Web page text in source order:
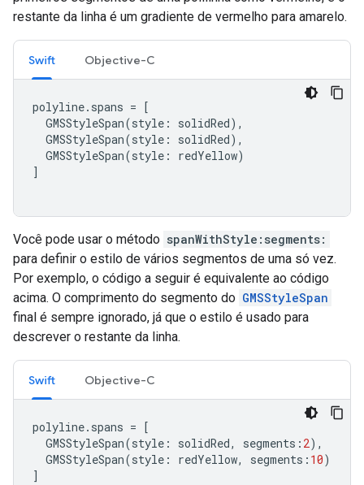
restante da linha é um gradiente de vermelho para amarelo.
Swift Objective-C
polyline. spans =
[
GMSStyleSpan(style : solidRed),
GMSStyleSpan(style : solidRed),
GMSStyleSpan(style : redYellow)
]
Você pode usar o método spanWithStyle:segments:
para definir o estilo de vários segmentos de uma só vez.
Por exemplo, o código a seguir é equivalente ao código
acima. O comprimento do segmento do GMSStyleSpan
final é sempre ignorado, já que o estilo é usado para
descrever o restante da linha.
Swift Objective-C
polyline. spans =
[
GMSStyleSpan(style : solidRed, segments : 2),
GMSStyleSpan(style : redYellow, segments : 10)
]